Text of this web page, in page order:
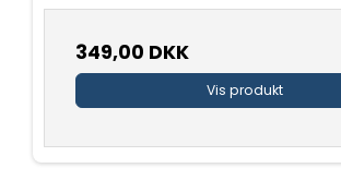
349,00 DKK
Vis produkt